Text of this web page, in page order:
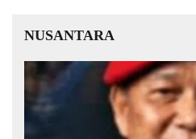
NUSANTARA